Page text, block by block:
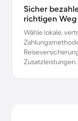
Sicher
richtigen
Wähle lokale,
Zusatzleistungen.